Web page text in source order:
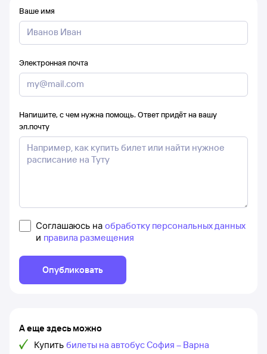
Ваше имя
Электронная почта
Напишите, с чем нужна помощь. Ответ придёт на вашу
эл.почту
Соглашаюсь на обработку персональных данных
и правила размещения
Опубликовать
А еще здесь можно
Купить билеты на автобус София – Варна